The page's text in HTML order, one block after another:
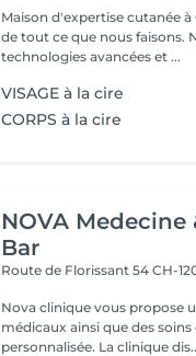
Maison d'expertise cutanée à Genève. La
de tout ce que nous faisons. Nous combinons expertise,
technologies avancées et ...
VISAGE à la cire
CORPS à la cire
NOVA Medecine
Bar
Route de Florissant 54CH-
Nova clinique vous propose
médicaux ainsi que des
personnalisée. La